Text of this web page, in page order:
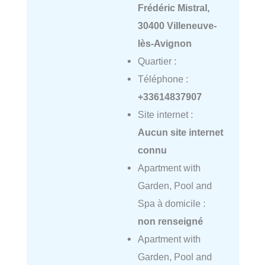
Frédéric Mistral,
30400 Villeneuve-
lès-Avignon
Quartier :
Téléphone :
+33614837907
Site internet :
Aucun site internet
connu
Apartment with
Garden, Pool and
Spa à domicile :
non renseigné
Apartment with
Garden, Pool and